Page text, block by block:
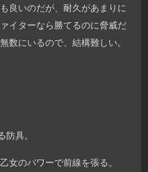
良いのだが、耐久があまりに
イターなら勝てるのに脅威だ
数にいるので、結構難しい。
具。
女のパワーで前線を張る。